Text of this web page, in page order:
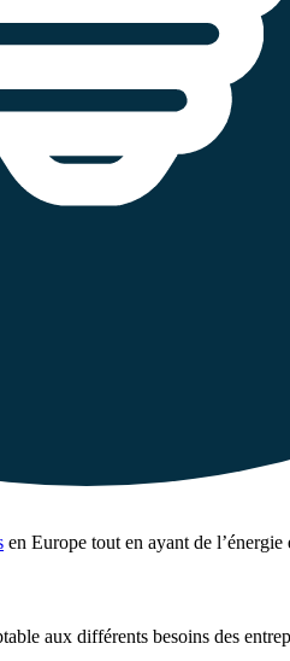
en Europe tout en ayant de l’énergie
aux différents besoins des